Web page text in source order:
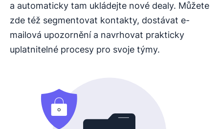
a automaticky tam ukládejte nové dealy. Můžete
zde též segmentovat kontakty, dostávat e-
mailová upozornění a navrhovat prakticky
uplatnitelné procesy pro svoje týmy.